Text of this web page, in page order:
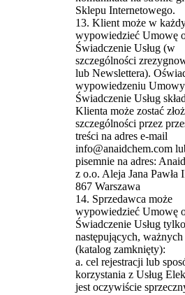
Sklepu Internetowego.
13. Klient może w
wypowiedzieć Umowę
Świadczenie Usług (w
szczególności
lub Newslettera).
wypowiedzeniu
Świadczenie Usług
Klienta może zostać
szczególności przez
treści na adres e-mail
info@anaidchem.com
pisemnie na adres:
z o.o. Aleja Jana Pawła
867 Warszawa
14. Sprzedawca może
wypowiedzieć Umowę
Świadczenie Usług
następujących,
(katalog zamknięty):
a. cel rejestracji lub
korzystania z Usług
jest oczywiście